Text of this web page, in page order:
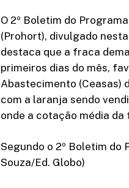
O 2º Boletim do
(Prohort), divulgado
destaca que a fraca
primeiros dias do mês,
Abastecimento (Ceasas)
com a laranja sendo
onde a cotação média da
Segundo o 2º Boletim do
Souza/Ed. Globo)